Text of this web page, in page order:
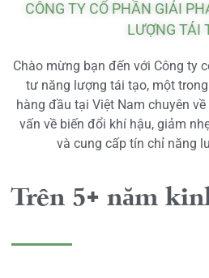
CÔNG TY CỔ PHẦN GIẢI
LƯỢNG TÁI
Chào mừng bạn đến với Công ty
tư năng lượng tái tạo, một
hàng đầu tại Việt Nam chuyên
vấn về biến đổi khí hậu, giảm
và cung cấp tín chỉ năng
Trên 5+ năm